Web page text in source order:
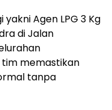
Agen LPG 3 Kg
di Jalan
tim memastikan
tanpa